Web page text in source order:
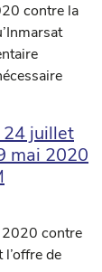
contre la
24 juillet
mai 2020
contre
de